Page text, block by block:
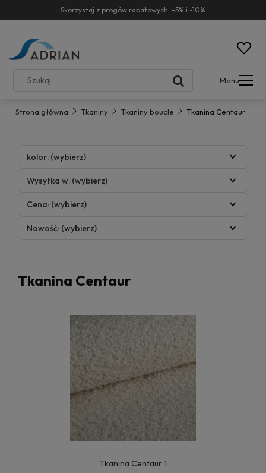
Skorzystaj z progów rabatowych: -5% i -10%
Menu
Strona główna Tkaniny Tkaniny boucle Tkanina Centaur
kolor: (wybierz)
Wysyłka w: (wybierz)
Cena: (wybierz)
Nowość: (wybierz)
Tkanina Centaur
Tkanina Centaur 1